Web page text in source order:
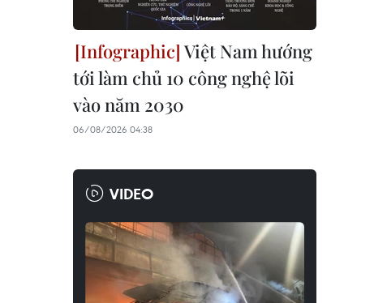
Việt Nam hướng
tới làm chủ 10 công nghệ lõi
vào năm 2030
06/08/2026 04:38
VIDEO